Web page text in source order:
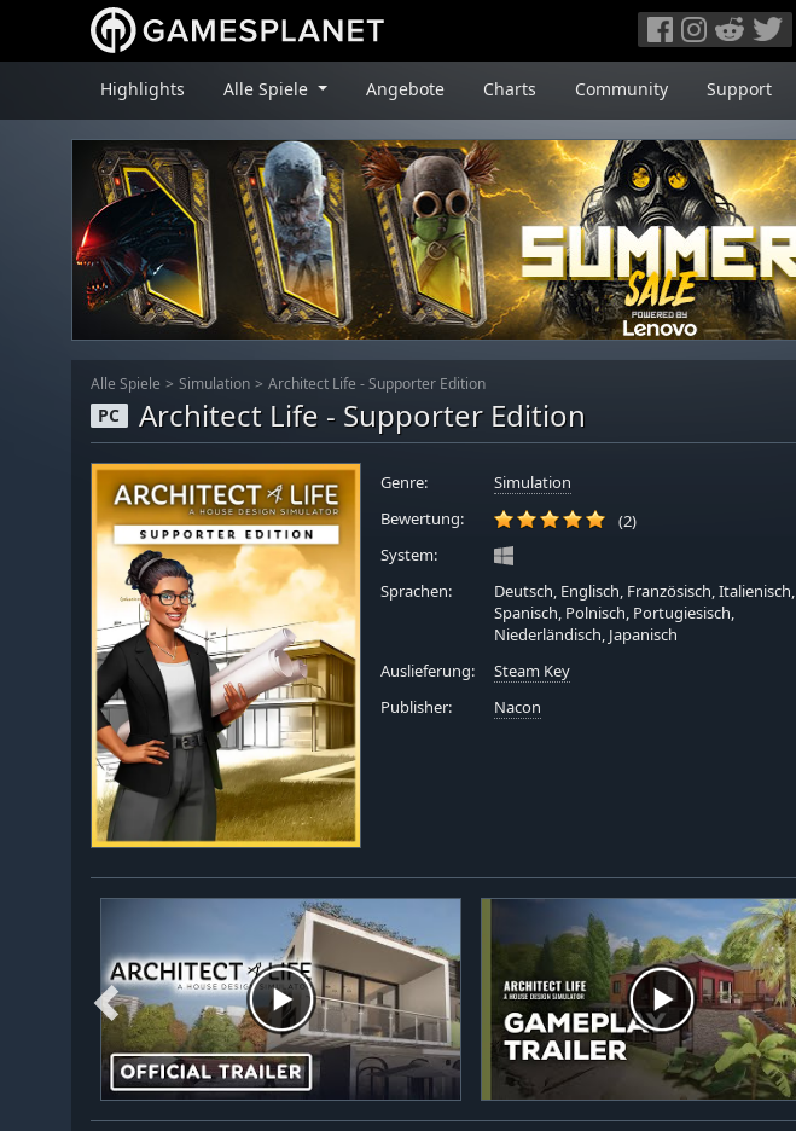
Highlights Alle Spiele Angebote Charts Community Support
Alle Spiele Simulation Architect Life - Supporter Edition
PC Architect Life - Supporter Edition
Genre:
Simulation
Bewertung:
(2)
System:
Sprachen:
Deutsch, Englisch, Französisch, Italienisch,
Spanisch, Polnisch, Portugiesisch,
Niederländisch, Japanisch
Auslieferung:
Steam Key
Publisher:
Nacon